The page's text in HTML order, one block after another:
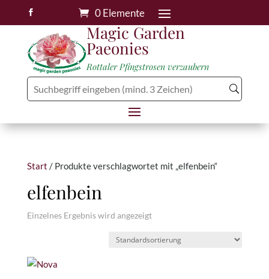
 0 Elemente
Magic Garden
Paeonies
Rottaler Pfingstrosen verzaubern
Start / Produkte verschlagwortet mit „elfenbein“
elfenbein
Einzelnes Ergebnis wird angezeigt